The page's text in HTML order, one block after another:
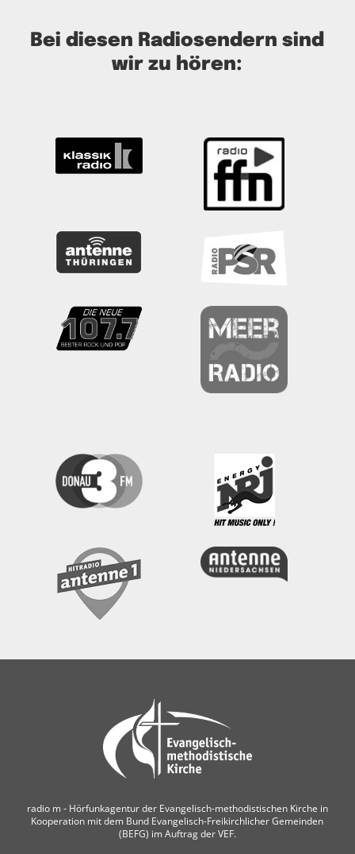
Bei diesen Radiosendern sind
wir zu hören:
radio m ‐ Hörfunkagentur der Evangelisch-methodistischen Kirche in
Kooperation mit dem Bund Evangelisch-Freikirchlicher Gemeinden
(BEFG) im Auftrag der VEF.